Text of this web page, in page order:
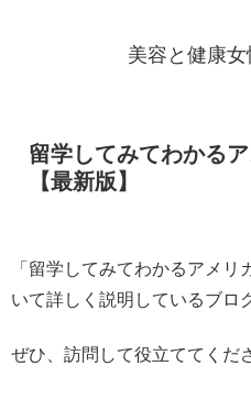
美容と健康
留学してみてわかる
【最新版】
「留学してみてわかるアメ
いて詳しく説明しているブロ
ぜひ、訪問して役立ててくだ